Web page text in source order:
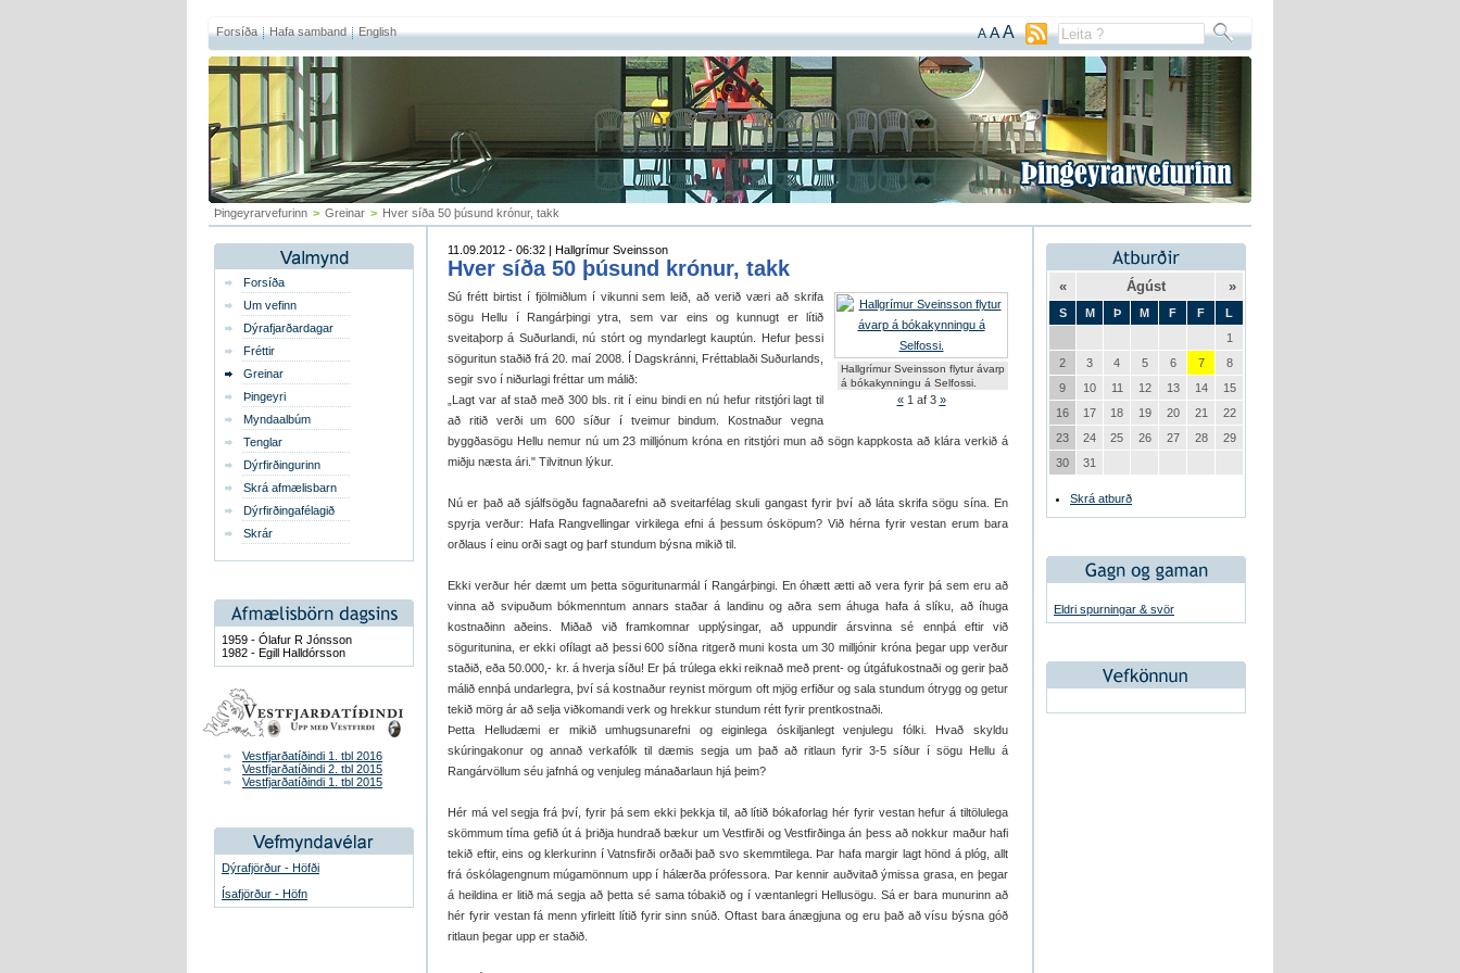
Forsíða Hafa samband English A AA
Þingeyrarvefurinn > Greinar > Hver síða 50 þúsund krónur, takk
Forsíða
Um vefinn
Dýrafjarðardagar
Fréttir
Greinar
Þingeyri
Myndaalbúm
Tenglar
Dýrfirðingurinn
Skrá afmælisbarn
Dýrfirðingafélagið
Skrár
1959 - Ólafur R Jónsson
1982 - Egill Halldórsson
Vestfjarðatíðindi 1. tbl 2016
Vestfjarðatíðindi 2. tbl 2015
Vestfjarðatíðindi 1. tbl 2015
Dýrafjörður - Höfði
Ísafjörður - Höfn
11.09.2012 - 06:32 | Hallgrímur Sveinsson
Hver síða 50 þúsund krónur, takk
Hallgrímur Sveinsson flytur ávarp
á bókakynningu á Selfossi.
« 1 af 3 »
Sú frétt birtist í fjölmiðlum í vikunni sem leið, að verið væri að skrifa
sögu Hellu í Rangárþingi ytra, sem var eins og kunnugt er lítið
sveitaþorp á Suðurlandi, nú stórt og myndarlegt kauptún. Hefur þessi
söguritun staðið frá 20. maí 2008. Í Dagskránni, Fréttablaði Suðurlands,
segir svo í niðurlagi fréttar um málið:
„Lagt var af stað með 300 bls. rit í einu bindi en nú hefur ritstjóri lagt til
að ritið verði um 600 síður í tveimur bindum. Kostnaður vegna
byggðasögu Hellu nemur nú um 23 milljónum króna en ritstjóri mun að sögn kappkosta að klára verkið á
miðju næsta ári." Tilvitnun lýkur.
Nú er það að sjálfsögðu fagnaðarefni að sveitarfélag skuli gangast fyrir því að láta skrifa sögu sína. En
spyrja verður: Hafa Rangvellingar virkilega efni á þessum ósköpum? Við hérna fyrir vestan erum bara
orðlaus í einu orði sagt og þarf stundum býsna mikið til.
Ekki verður hér dæmt um þetta söguritunarmál í Rangárþingi. En óhætt ætti að vera fyrir þá sem eru að
vinna að svipuðum bókmenntum annars staðar á landinu og aðra sem áhuga hafa á slíku, að íhuga
kostnaðinn aðeins. Miðað við framkomnar upplýsingar, að uppundir ársvinna sé ennþá eftir við
söguritunina, er ekki ofílagt að þessi 600 síðna ritgerð muni kosta um 30 milljónir króna þegar upp verður
staðið, eða 50.000,- kr. á hverja síðu! Er þá trúlega ekki reiknað með prent- og útgáfukostnaði og gerir það
málið ennþá undarlegra, því sá kostnaður reynist mörgum oft mjög erfiður og sala stundum ótrygg og getur
tekið mörg ár að selja viðkomandi verk og hrekkur stundum rétt fyrir prentkostnaði.
Þetta Helludæmi er mikið umhugsunarefni og eiginlega óskiljanlegt venjulegu fólki. Hvað skyldu
skúringakonur og annað verkafólk til dæmis segja um það að ritlaun fyrir 3-5 síður í sögu Hellu á
Rangárvöllum séu jafnhá og venjuleg mánaðarlaun hjá þeim?
Hér má vel segja frá því, fyrir þá sem ekki þekkja til, að lítið bókaforlag hér fyrir vestan hefur á tiltölulega
skömmum tíma gefið út á þriðja hundrað bækur um Vestfirði og Vestfirðinga án þess að nokkur maður hafi
tekið eftir, eins og klerkurinn í Vatnsfirði orðaði það svo skemmtilega. Þar hafa margir lagt hönd á plóg, allt
frá óskólagengnum múgamönnum upp í hálærða prófessora. Þar kennir auðvitað ýmissa grasa, en þegar
á heildina er litið má segja að þetta sé sama tóbakið og í væntanlegri Hellusögu. Sá er bara munurinn að
hér fyrir vestan fá menn yfirleitt lítið fyrir sinn snúð. Oftast bara ánægjuna og eru það að vísu býsna góð
ritlaun þegar upp er staðið.
« Ágúst »
S M Þ M F F
L
1
2
3 4 5 6 7
8
9
10 11 12 13 14
15
16
17 18 19 20 21
22
23
24 25 26 27 28
29
30
31
Skrá atburð
Eldri spurningar & svör